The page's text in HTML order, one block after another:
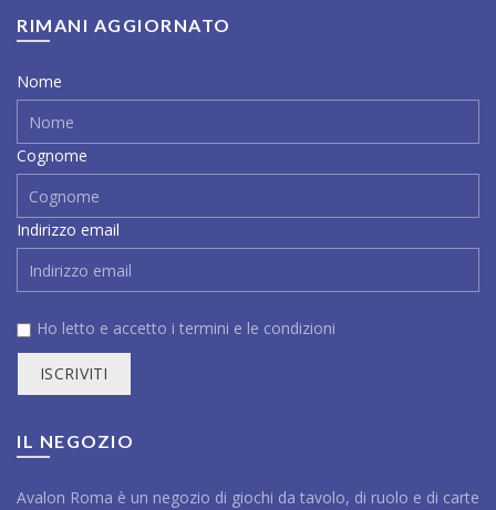
RIMANI AGGIORNATO
Nome
Cognome
Indirizzo email
Ho letto e accetto i termini e le condizioni
IL NEGOZIO
Avalon Roma è un negozio di giochi da tavolo, di ruolo e di carte